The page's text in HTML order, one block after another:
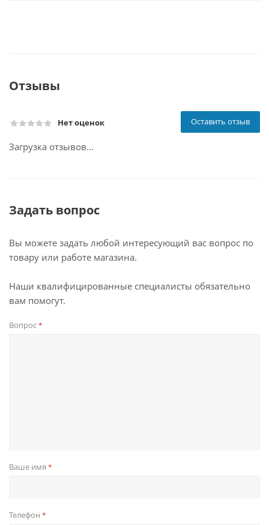
Отзывы
Нет оценок Оставить отзыв
Загрузка отзывов...
Задать вопрос
Вы можете задать любой интересующий вас вопрос по
товару или работе магазина.
Наши квалифицированные специалисты обязательно
вам помогут.
Вопрос*
Ваше имя *
Телефон *